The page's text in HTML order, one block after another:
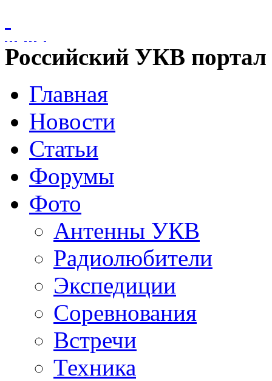
Российский УКВ портал
Главная
Новости
Статьи
Форумы
Фото
Антенны УКВ
Радиолюбители
Экспедиции
Соревнования
Встречи
Техника